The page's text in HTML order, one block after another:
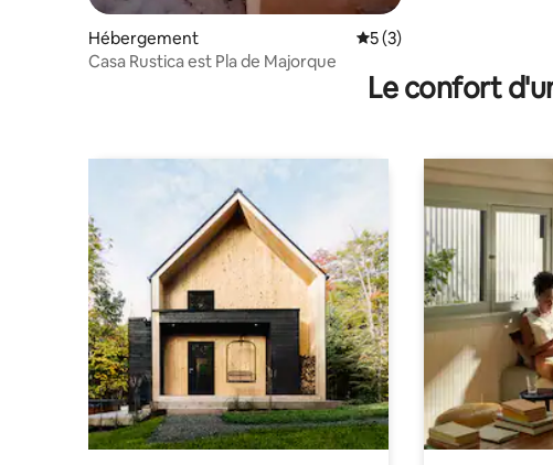
Hébergement Évaluation moyenne sur
5 (3)
Casa Rustica est Pla de Majorque
Le confort